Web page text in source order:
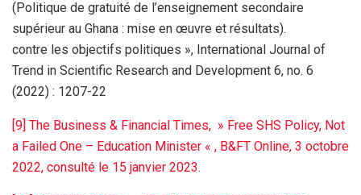
(Politique de gratuité de l’enseignement secondaire
supérieur au Ghana : mise en œuvre et résultats).
contre les objectifs politiques », International Journal of
Trend in Scientific Research and Development 6, no. 6
(2022) : 1207-22
[9] The Business & Financial Times, » Free SHS Policy, Not
a Failed One – Education Minister « , B&FT Online, 3 octobre
2022, consulté le 15 janvier 2023.